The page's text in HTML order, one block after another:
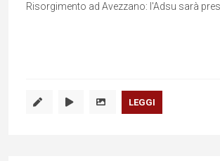
Risorgimento ad Avezzano: l'Adsu sarà
LEGGI